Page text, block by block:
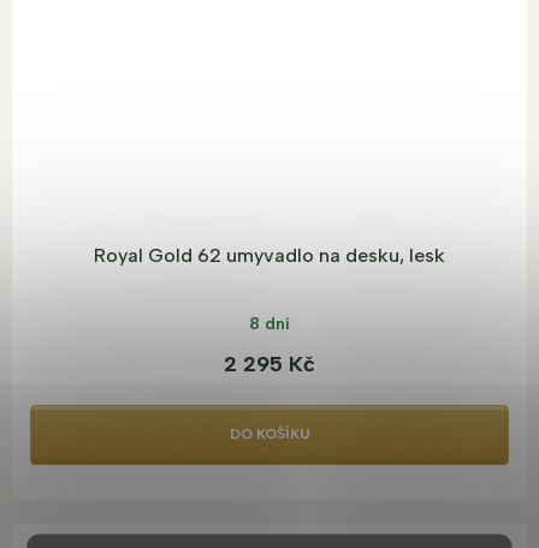
Royal Gold 62 umyvadlo na desku, lesk
8 dní
2 295 Kč
DO KOŠÍKU